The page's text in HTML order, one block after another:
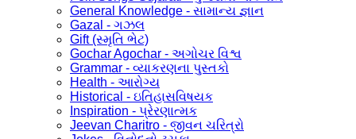
General Knowledge - સામાન્ય જ્ઞાન
Gazal - ગઝલ
Gift (સ્મૃતિ ભેટ)
Gochar Agochar - અગોચર વિશ્વ
Grammar - વ્યાકરણના પુસ્તકો
Health - આરોગ્ય
Historical - ઇતિહાસવિષયક
Inspiration - પ્રેરણાત્મક
Jeevan Charitro - જીવન ચરિત્રો